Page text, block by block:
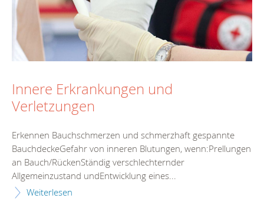
Innere Erkrankungen und
Verletzungen
Erkennen Bauchschmerzen und schmerzhaft gespannte
BauchdeckeGefahr von inneren Blutungen, wenn:Prellungen
an Bauch/RückenStändig verschlechternder
Allgemeinzustand undEntwicklung eines...
Weiterlesen